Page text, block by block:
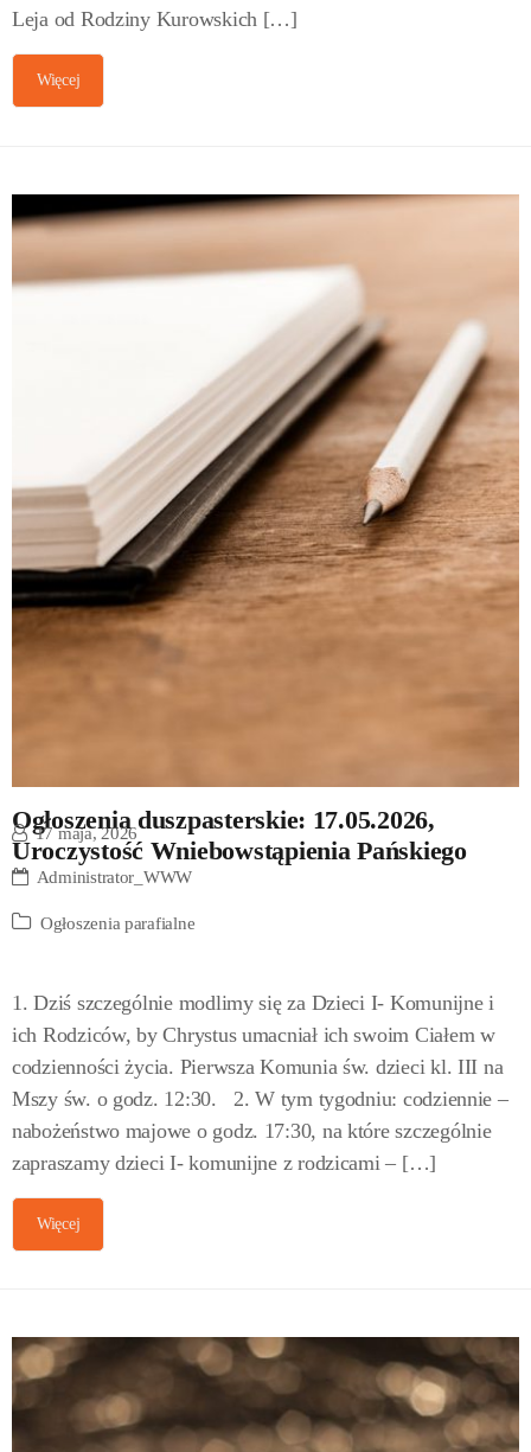
Leja od Rodziny Kurowskich […]
Więcej
Ogłoszenia duszpasterskie: 17.05.2026,
Uroczystość Wniebowstąpienia Pańskiego
17 maja, 2026
Administrator_WWW
Ogłoszenia parafialne
1. Dziś szczególnie modlimy się za Dzieci I- Komunijne i
ich Rodziców, by Chrystus umacniał ich swoim Ciałem w
codzienności życia. Pierwsza Komunia św. dzieci kl. III na
Mszy św. o godz. 12:30. 2. W tym tygodniu: codziennie –
nabożeństwo majowe o godz. 17:30, na które szczególnie
zapraszamy dzieci I- komunijne z rodzicami – […]
Więcej